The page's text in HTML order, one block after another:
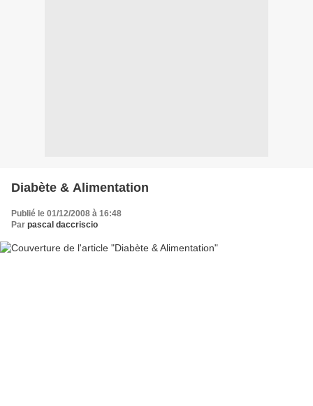
Diabète & Alimentation
Publié le 01/12/2008 à 16:48
Par pascal daccriscio